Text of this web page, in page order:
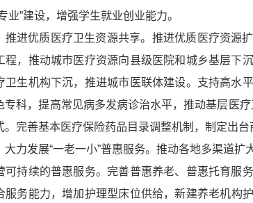
业”建设，增强学生就业创业能力。
推进优质医疗卫生资源共享。推进优质医疗资
程，推动城市医疗资源向县级医院和城乡基层下
卫生机构下沉，推进城市医联体建设。支持高水
专科，提高常见病多发病诊治水平，推动基层医
。完善基本医疗保险药品目录调整机制，制定出
大力发展“一老一小”普惠服务。推动各地多渠道
可持续的普惠服务。完善普惠养老、普惠托育服
服务能力，增加护理型床位供给，新建养老机构